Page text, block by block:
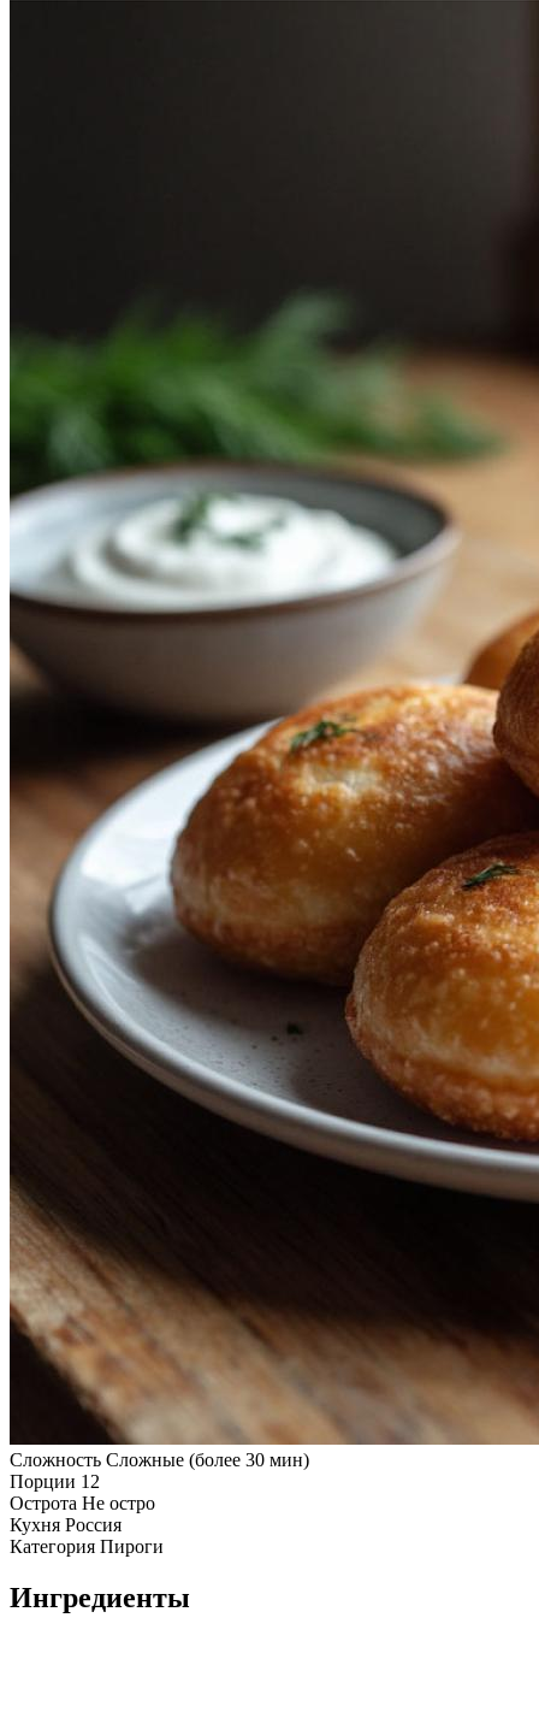
Сложность Сложные (более 30 мин)
Порции 12
Острота Не остро
Кухня Россия
Категория Пироги
Ингредиенты